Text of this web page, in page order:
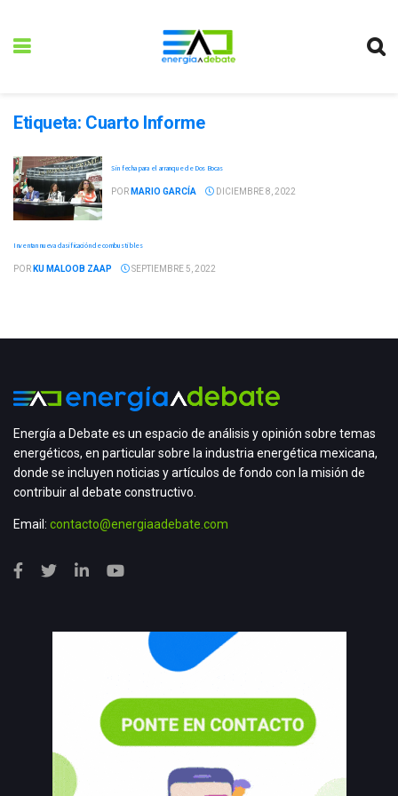
Etiqueta: Cuarto Informe
Sin fecha para el arranque de Dos Bocas
POR MARIO GARCÍA DICIEMBRE 8, 2022
Inventan nueva clasificación de combustibles
POR KU MALOOB ZAAP SEPTIEMBRE 5, 2022
Energía a Debate es un espacio de análisis y opinión sobre temas
energéticos, en particular sobre la industria energética mexicana,
donde se incluyen noticias y artículos de fondo con la misión de
contribuir al debate constructivo.
Email: contacto@energiaadebate.com